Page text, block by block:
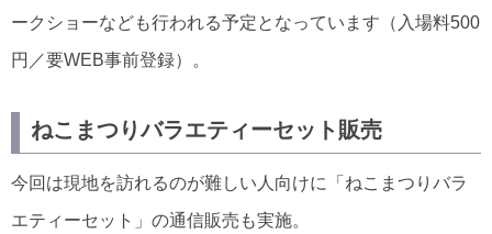
ークショーなども行われる予定となっています（入場料500
円／要WEB事前登録）。
ねこまつりバラエティーセット販売
今回は現地を訪れるのが難しい人向けに「ねこまつりバラ
エティーセット」の通信販売も実施。